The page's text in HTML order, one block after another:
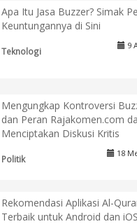
Apa Itu Jasa Buzzer? Simak
Keuntungannya di Sini
Teknologi
9
Mengungkap Kontroversi
dan Peran Rajakomen.com
Menciptakan Diskusi Kritis
Politik
18
Rekomendasi Aplikasi Al-
Terbaik untuk Android dan iOS